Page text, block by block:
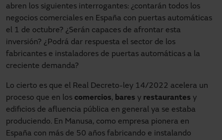
abren los siguientes interrogantes: ¿contarán todos los
negocios comerciales en España con puertas automáticas
el 1 de octubre? ¿Serán capaces de afrontar esta
inversión? ¿Podrá dar respuesta el sector de los
fabricantes e instaladores de puertas automáticas a la
creciente demanda?
Lo cierto es que el Real Decreto-ley 14/2022 acelera un
proceso que en los comercios, bares y restaurantes y
edificios de afluencia pública en general ya se estaba
produciendo. En Manusa, como empresa pionera en
España con más de 50 años fabricando e instalando